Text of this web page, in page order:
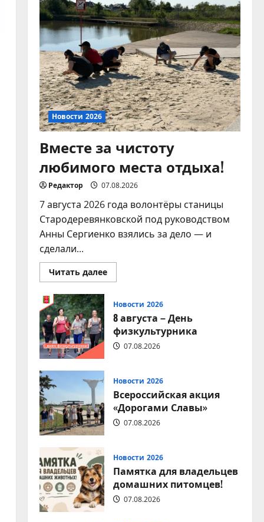
4
домашних питомцев!
07.08.2026
5
Новости 2026
Памятка по
ответственному
обращению с
животными
07.08.2026
Новости 2026
Вместе за чистоту
любимого места отдыха!
Редактор 07.08.2026
7 августа 2026 года волонтёры станицы
Стародеревянковской под руководством
Анны Сергиенко взялись за дело — и
сделали...
Читать далееПрочитать
больше
за
чистоту
любимого
места
отдыха!
Новости 2026
8 августа – День
физкультурника
07.08.2026
Новости 2026
Всероссийская акция
«Дорогами Славы»
07.08.2026
Новости 2026
Памятка для владельцев
домашних питомцев!
07.08.2026